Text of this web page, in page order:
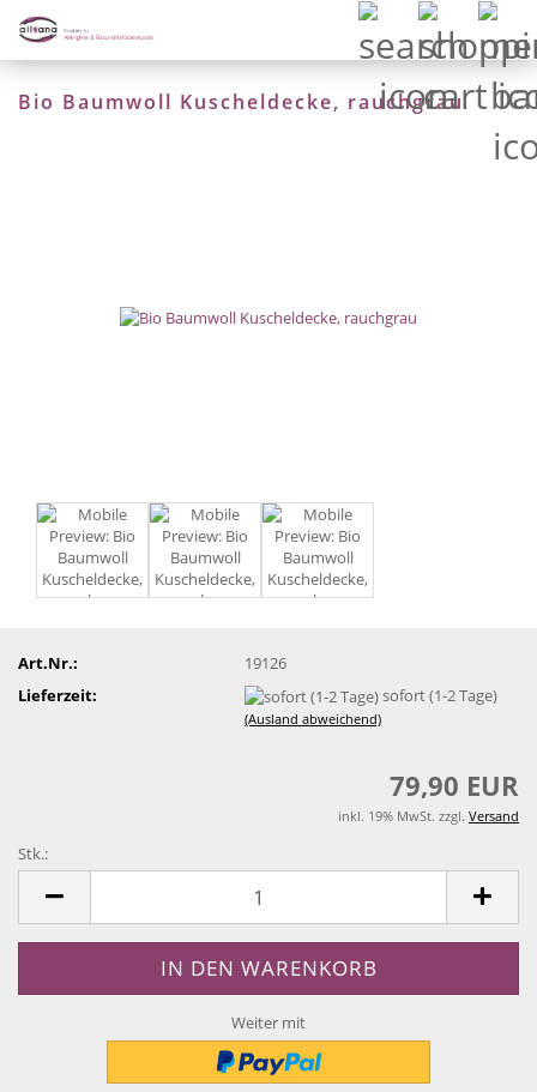
Bio Baumwoll Kuscheldecke, rauchgrau
Art.Nr.:
19126
Lieferzeit:
sofort (1-2 Tage)
(Ausland abweichend)
79,90 EUR
inkl. 19% MwSt. zzgl. Versand
Stk.:
Weiter mit